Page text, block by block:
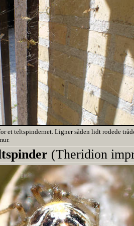
et teltspindernet. Ligner såden lidt rodede
(Theridion